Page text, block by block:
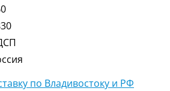
по Владивостоку и РФ